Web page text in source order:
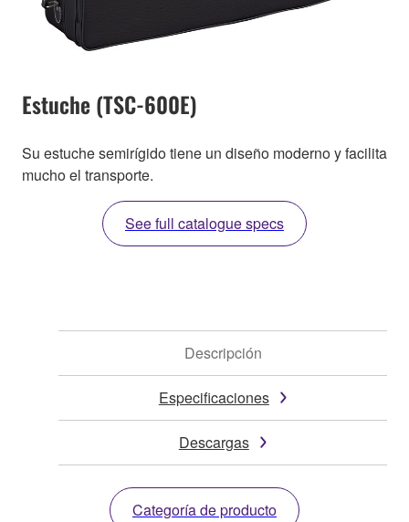
Estuche (TSC-600E)
Su estuche semirígido tiene un diseño moderno y facilita
mucho el transporte.
See full catalogue specs
Descripción
Especificaciones
Descargas
Categoría de producto